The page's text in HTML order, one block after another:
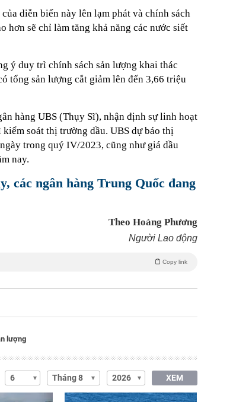
diễn biến này lên lạm phát và chính sách
hơn sẽ chỉ làm tăng khả năng các nước siết
ý duy trì chính sách sản lượng khai thác
tổng sản lượng cắt giảm lên đến 3,66 triệu
hàng UBS (Thụy Sĩ), nhận định sự linh hoạt
soát thị trường dầu. UBS dự báo thị
trong quý IV/2023, cũng như giá dầu
nay.
các ngân hàng Trung Quốc đang
Theo Hoàng Phương
Người Lao động
Copy link
lượng
XEM